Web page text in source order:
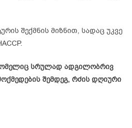
შექმნის მიზნით, სადაც უკვე
სრულად ადგილობრივ
შემდეგ, რძის დღიური